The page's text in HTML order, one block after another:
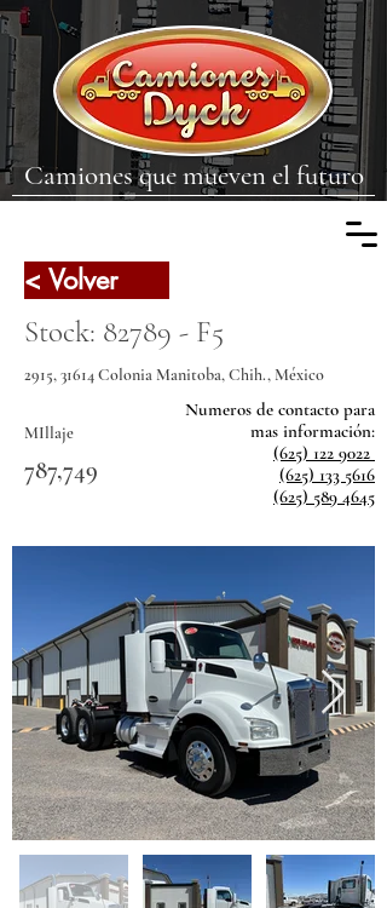
Camiones que mueven el futuro
< Volver
Stock: 82789 - F5
2915, 31614 Colonia Manitoba, Chih., México
MIllaje
787,749
Numeros de contacto para
mas información:
(625) 122 9022
(625) 133 5616
(625) 589 4645